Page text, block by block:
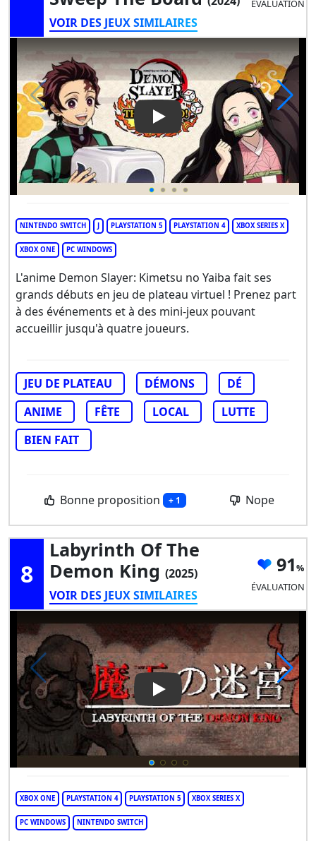
VOIR DES JEUX SIMILAIRES
ÉVALUATION
Play Video: Demon Slayer -
NINTENDO SWITCH J PLAYSTATION 5 PLAYSTATION 4 XBOX SERIES X
XBOX ONE PC WINDOWS
L'anime Demon Slayer: Kimetsu no Yaiba fait ses
grands débuts en jeu de plateau virtuel ! Prenez part
à des événements et à des mini-jeux pouvant
accueillir jusqu'à quatre joueurs.
JEU DE PLATEAU DÉMONS
DÉ
ANIME
FÊTE LOCAL
LUTTE
BIEN FAIT
Bonne proposition + 1 Nope
8
Labyrinth Of The
Demon King (2025)
VOIR DES JEUX SIMILAIRES
91
ÉVALUATION
Play Video: Labyrinth Of The
XBOX ONE PLAYSTATION 4 PLAYSTATION 5 XBOX SERIES X
PC WINDOWS NINTENDO SWITCH